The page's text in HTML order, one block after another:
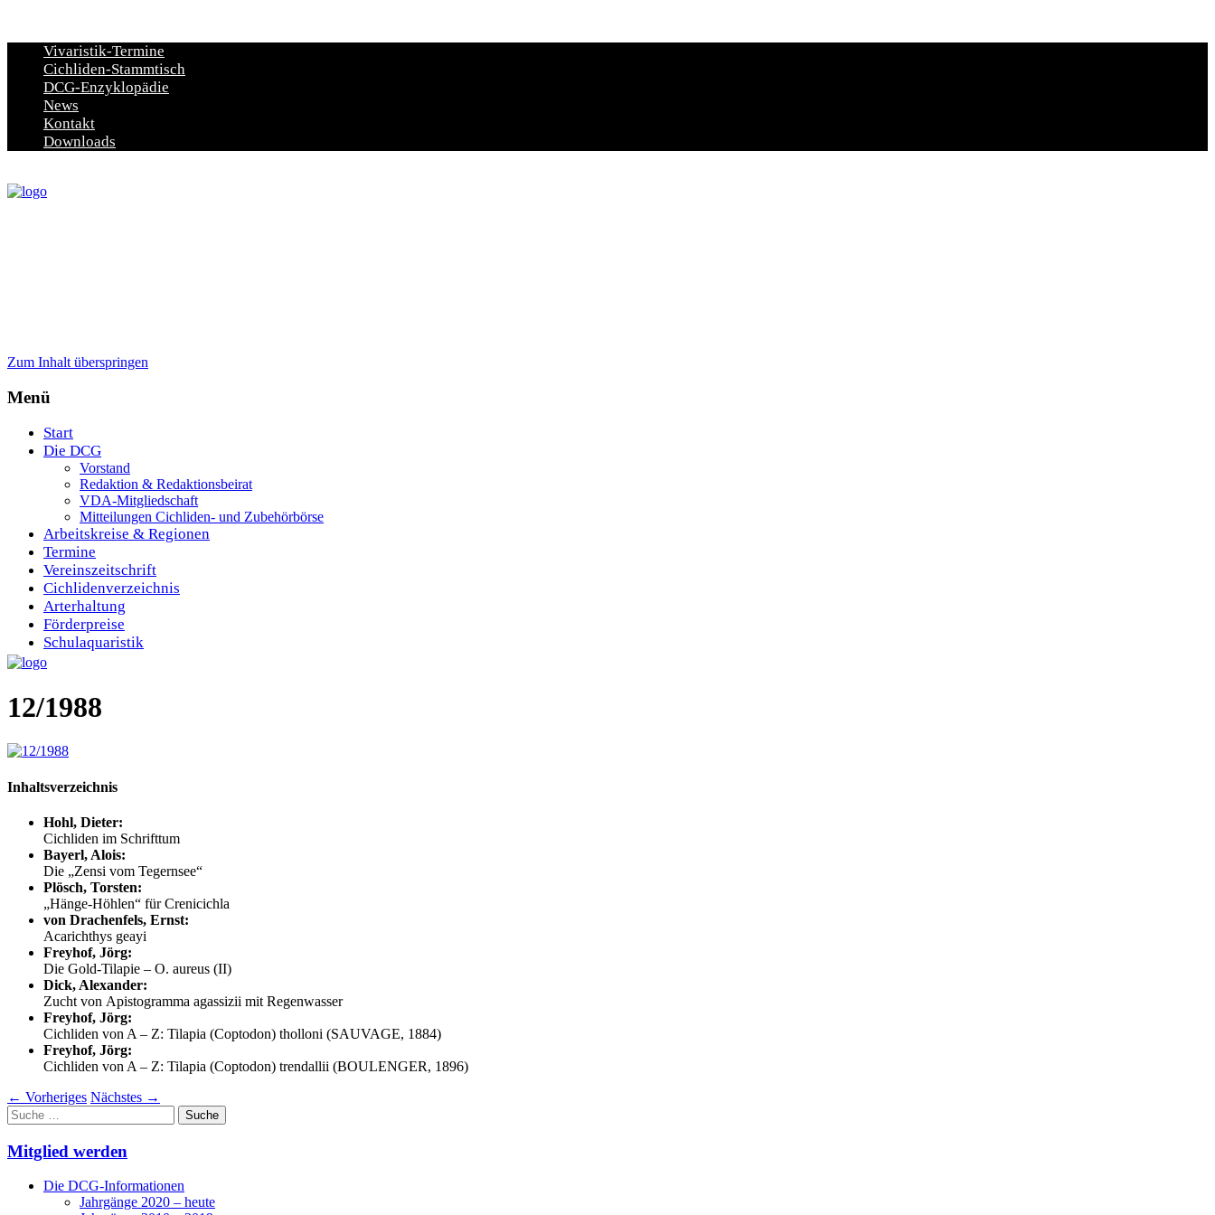
Vivaristik-Termine
Cichliden-Stammtisch
DCG-Enzyklopädie
News
Kontakt
Downloads
Zum Inhalt überspringen
Menü
Start
Die DCG
Vorstand
Redaktion & Redaktionsbeirat
VDA-Mitgliedschaft
Mitteilungen Cichliden- und Zubehörbörse
Arbeitskreise & Regionen
Termine
Vereinszeitschrift
Cichlidenverzeichnis
Arterhaltung
Förderpreise
Schulaquaristik
12/1988
Inhaltsverzeichnis
Hohl, Dieter:
Cichliden im Schrifttum
Bayerl, Alois:
Die „Zensi vom Tegernsee“
Plösch, Torsten:
„Hänge-Höhlen“ für Crenicichla
von Drachenfels, Ernst:
Acarichthys geayi
Freyhof, Jörg:
Die Gold-Tilapie – O. aureus (II)
Dick, Alexander:
Zucht von Apistogramma agassizii mit Regenwasser
Freyhof, Jörg:
Cichliden von A – Z: Tilapia (Coptodon) tholloni (SAUVAGE, 1884)
Freyhof, Jörg:
Cichliden von A – Z: Tilapia (Coptodon) trendallii (BOULENGER, 1896)
← Vorheriges Nächstes →
Suche
nach:
Mitglied werden
Die DCG-Informationen
Jahrgänge 2020 – heute